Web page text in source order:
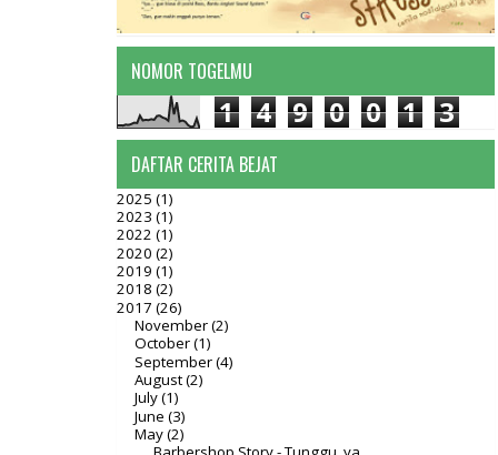
NOMOR TOGELMU
1 4 9 0 0 1 3
DAFTAR CERITA BEJAT
2025(1)
2023(1)
2022(1)
2020(2)
2019(1)
2018(2)
2017(26)
November(2)
October(1)
September(4)
August(2)
July(1)
June(3)
May(2)